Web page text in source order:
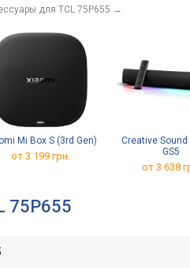
для TCL 75P655 →
Mi Box S (3rd Gen)
от 3 199 грн.
Creative
GS5
от 3 638
75P655